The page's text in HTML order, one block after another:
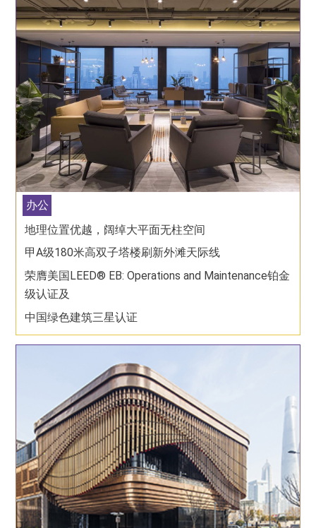
办公
地理位置优越，阔绰大平面无柱空间
甲A级180米高双子塔楼刷新外滩天际线
荣膺美国LEED® EB: Operations and Maintenance铂金
级认证及
中国绿色建筑三星认证